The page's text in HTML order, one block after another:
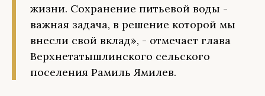
жизни. Сохранение питьевой воды -
важная задача, в решение которой мы
внесли свой вклад», - отмечает глава
Верхнетатышлинского сельского
поселения Рамиль Ямилев.